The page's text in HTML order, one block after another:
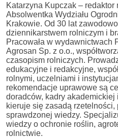
Katarzyna Kupczak –
Absolwentka Wydziału
Krakowie. Od 30 lat
dziennikarstwem rolniczym i
Pracowała w wydawnictwach
Agrosan Sp. z o.o.,
czasopism rolniczych.
edukacyjne i redakcyjne,
rolnymi, uczelniami i
rekomendacje uprawowe są
doradców, kadry
kieruje się zasadą
sprawdzonej wiedzy.
wiedzy o ochronie roślin,
rolnictwie.